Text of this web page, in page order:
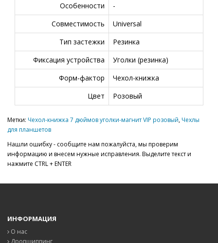
Особенности
-
Совместимость
Universal
Тип застежки
Резинка
Фиксация устройства
Уголки (резинка)
Форм-фактор
Чехол-книжка
Цвет
Розовый
Метки: Чехол-книжка 7 дюймов уголки-магнит VIP розовый,Чехлы
для планшетов
Нашли ошибку - сообщите нам пожалуйста, мы проверим
информацию и внесем нужные исправления. Выделите текст и
нажмите CTRL + ENTER
ИНФОРМАЦИЯ
О нас
Дропшиппинг